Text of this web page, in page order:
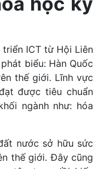
ICT từ Hội Liên
biểu: Hàn Quốc
thế giới. Lĩnh vực
được tiêu chuẩn
ngành như: hóa
nước sở hữu sức
thế giới. Đây cũng